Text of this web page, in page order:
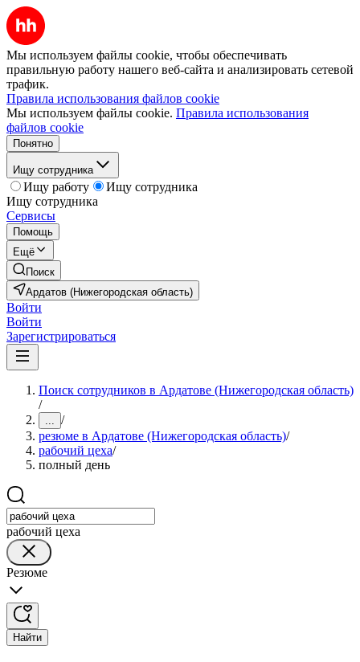
Мы используем файлы cookie, чтобы обеспечивать
правильную работу нашего веб-сайта и анализировать сетевой
трафик.
Правила использования файлов cookie
Мы используем файлы cookie. Правила использования
файлов cookie
Понятно
Ищу сотрудника
Ищу работу
Ищу сотрудника
Ищу сотрудника
Сервисы
Помощь
Ещё
Поиск
Ардатов (Нижегородская область)
Войти
Войти
Зарегистрироваться
Поиск сотрудников в Ардатове (Нижегородская область)
/
... /
резюме в Ардатове (Нижегородская область)/
рабочий цеха/
полный день
рабочий цеха
Резюме
Найти